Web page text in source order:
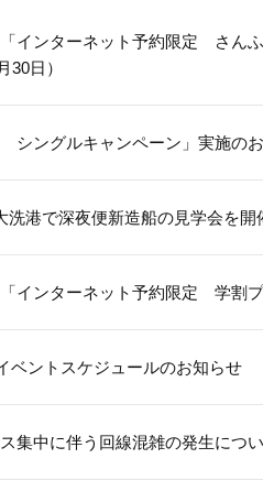
「インターネット予約限定 さん
30日）
シングルキャンペーン」実施の
洗港で深夜便新造船の見学会を開
「インターネット予約限定 学割
ントスケジュールのお知らせ
集中に伴う回線混雑の発生につい